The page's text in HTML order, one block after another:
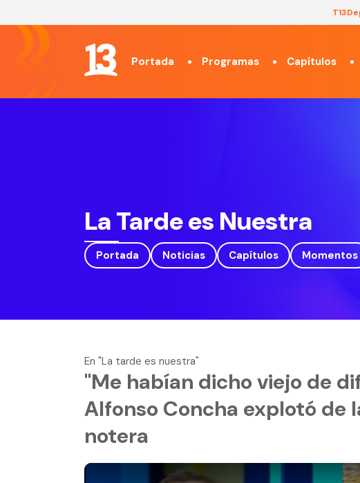
T13
Portada Programas Capítulos
La Tarde es Nuestra
Portada Noticias Capítulos Momentos
En "La tarde es nuestra"
"Me habían dicho viejo de
Alfonso Concha explotó de
notera